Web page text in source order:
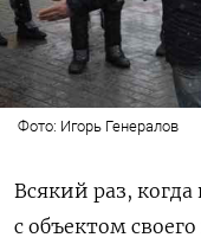
Фото: Игорь Генералов
Всякий раз, когда
с объектом